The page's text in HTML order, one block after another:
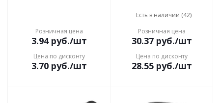
Розничная цена
3.94руб./шт
Цена по дисконту
3.70руб./шт
Есть в наличии (42)
Розничная цена
30.37руб./шт
Цена по дисконту
28.55руб./шт